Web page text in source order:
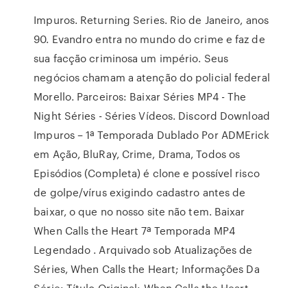
Impuros. Returning Series. Rio de Janeiro, anos
90. Evandro entra no mundo do crime e faz de
sua facção criminosa um império. Seus
negócios chamam a atenção do policial federal
Morello. Parceiros: Baixar Séries MP4 - The
Night Séries - Séries Vídeos. Discord Download
Impuros – 1ª Temporada Dublado Por ADMErick
em Ação, BluRay, Crime, Drama, Todos os
Episódios (Completa) é clone e possível risco
de golpe/vírus exigindo cadastro antes de
baixar, o que no nosso site não tem. Baixar
When Calls the Heart 7ª Temporada MP4
Legendado . Arquivado sob Atualizações de
Séries, When Calls the Heart; Informações Da